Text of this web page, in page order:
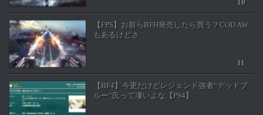
【FPS】お前らBFH発売したら買う？COD AW
もあるけどさ
【BF4】今更だけどレジェンド強者“デッドブ
ルー”氏って凄いよな【PS4】